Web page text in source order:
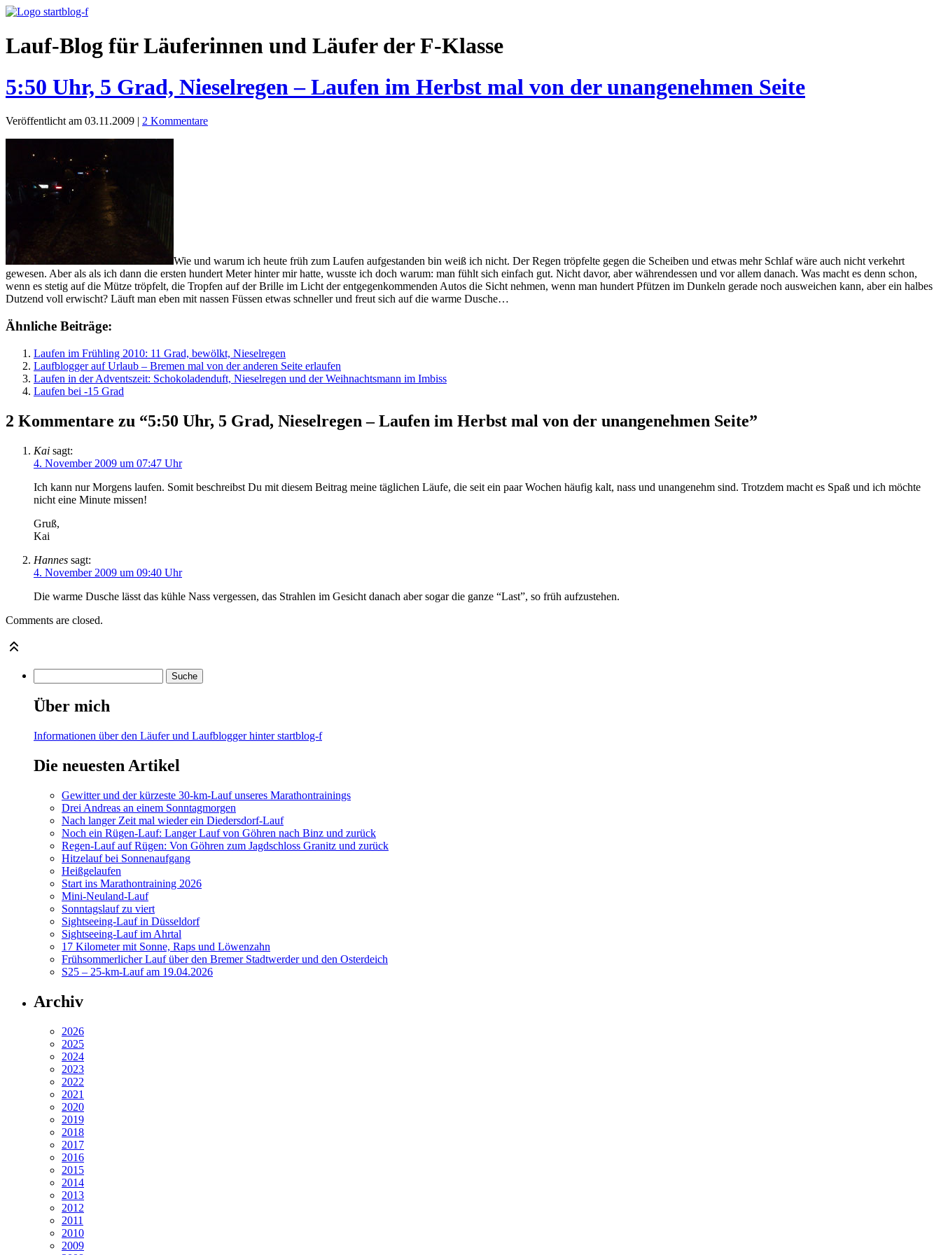
Lauf-Blog für Läuferinnen und Läufer der F-Klasse
5:50 Uhr, 5 Grad, Nieselregen – Laufen im Herbst mal von der unangenehmen Seite
Veröffentlicht am 03.11.2009 | 2 Kommentare
Wie und warum ich heute früh zum Laufen aufgestanden bin weiß ich nicht. Der Regen tröpfelte gegen die Scheiben und etwas mehr Schlaf wäre auch nicht verkehrt
gewesen. Aber als als ich dann die ersten hundert Meter hinter mir hatte, wusste ich doch warum: man fühlt sich einfach gut. Nicht davor, aber währendessen und vor allem danach. Was macht es denn schon,
wenn es stetig auf die Mütze tröpfelt, die Tropfen auf der Brille im Licht der entgegenkommenden Autos die Sicht nehmen, wenn man hundert Pfützen im Dunkeln gerade noch ausweichen kann, aber ein halbes
Dutzend voll erwischt? Läuft man eben mit nassen Füssen etwas schneller und freut sich auf die warme Dusche…
Ähnliche Beiträge:
Laufen im Frühling 2010: 11 Grad, bewölkt, Nieselregen
Laufblogger auf Urlaub – Bremen mal von der anderen Seite erlaufen
Laufen in der Adventszeit: Schokoladenduft, Nieselregen und der Weihnachtsmann im Imbiss
Laufen bei -15 Grad
2 Kommentare zu “5:50 Uhr, 5 Grad, Nieselregen – Laufen im Herbst mal von der unangenehmen Seite”
Kai sagt:
4. November 2009 um 07:47 Uhr
Ich kann nur Morgens laufen. Somit beschreibst Du mit diesem Beitrag meine täglichen Läufe, die seit ein paar Wochen häufig kalt, nass und unangenehm sind. Trotzdem macht es Spaß und ich möchte
nicht eine Minute missen!
Gruß,
Kai
Hannes sagt:
4. November 2009 um 09:40 Uhr
Die warme Dusche lässt das kühle Nass vergessen, das Strahlen im Gesicht danach aber sogar die ganze “Last”, so früh aufzustehen.
Comments are closed.
Über mich
Informationen über den Läufer und Laufblogger hinter startblog-f
Die neuesten Artikel
Gewitter und der kürzeste 30-km-Lauf unseres Marathontrainings
Drei Andreas an einem Sonntagmorgen
Nach langer Zeit mal wieder ein Diedersdorf-Lauf
Noch ein Rügen-Lauf: Langer Lauf von Göhren nach Binz und zurück
Regen-Lauf auf Rügen: Von Göhren zum Jagdschloss Granitz und zurück
Hitzelauf bei Sonnenaufgang
Heißgelaufen
Start ins Marathontraining 2026
Mini-Neuland-Lauf
Sonntagslauf zu viert
Sightseeing-Lauf in Düsseldorf
Sightseeing-Lauf im Ahrtal
17 Kilometer mit Sonne, Raps und Löwenzahn
Frühsommerlicher Lauf über den Bremer Stadtwerder und den Osterdeich
S25 – 25-km-Lauf am 19.04.2026
Archiv
2026
2025
2024
2023
2022
2021
2020
2019
2018
2017
2016
2015
2014
2013
2012
2011
2010
2009